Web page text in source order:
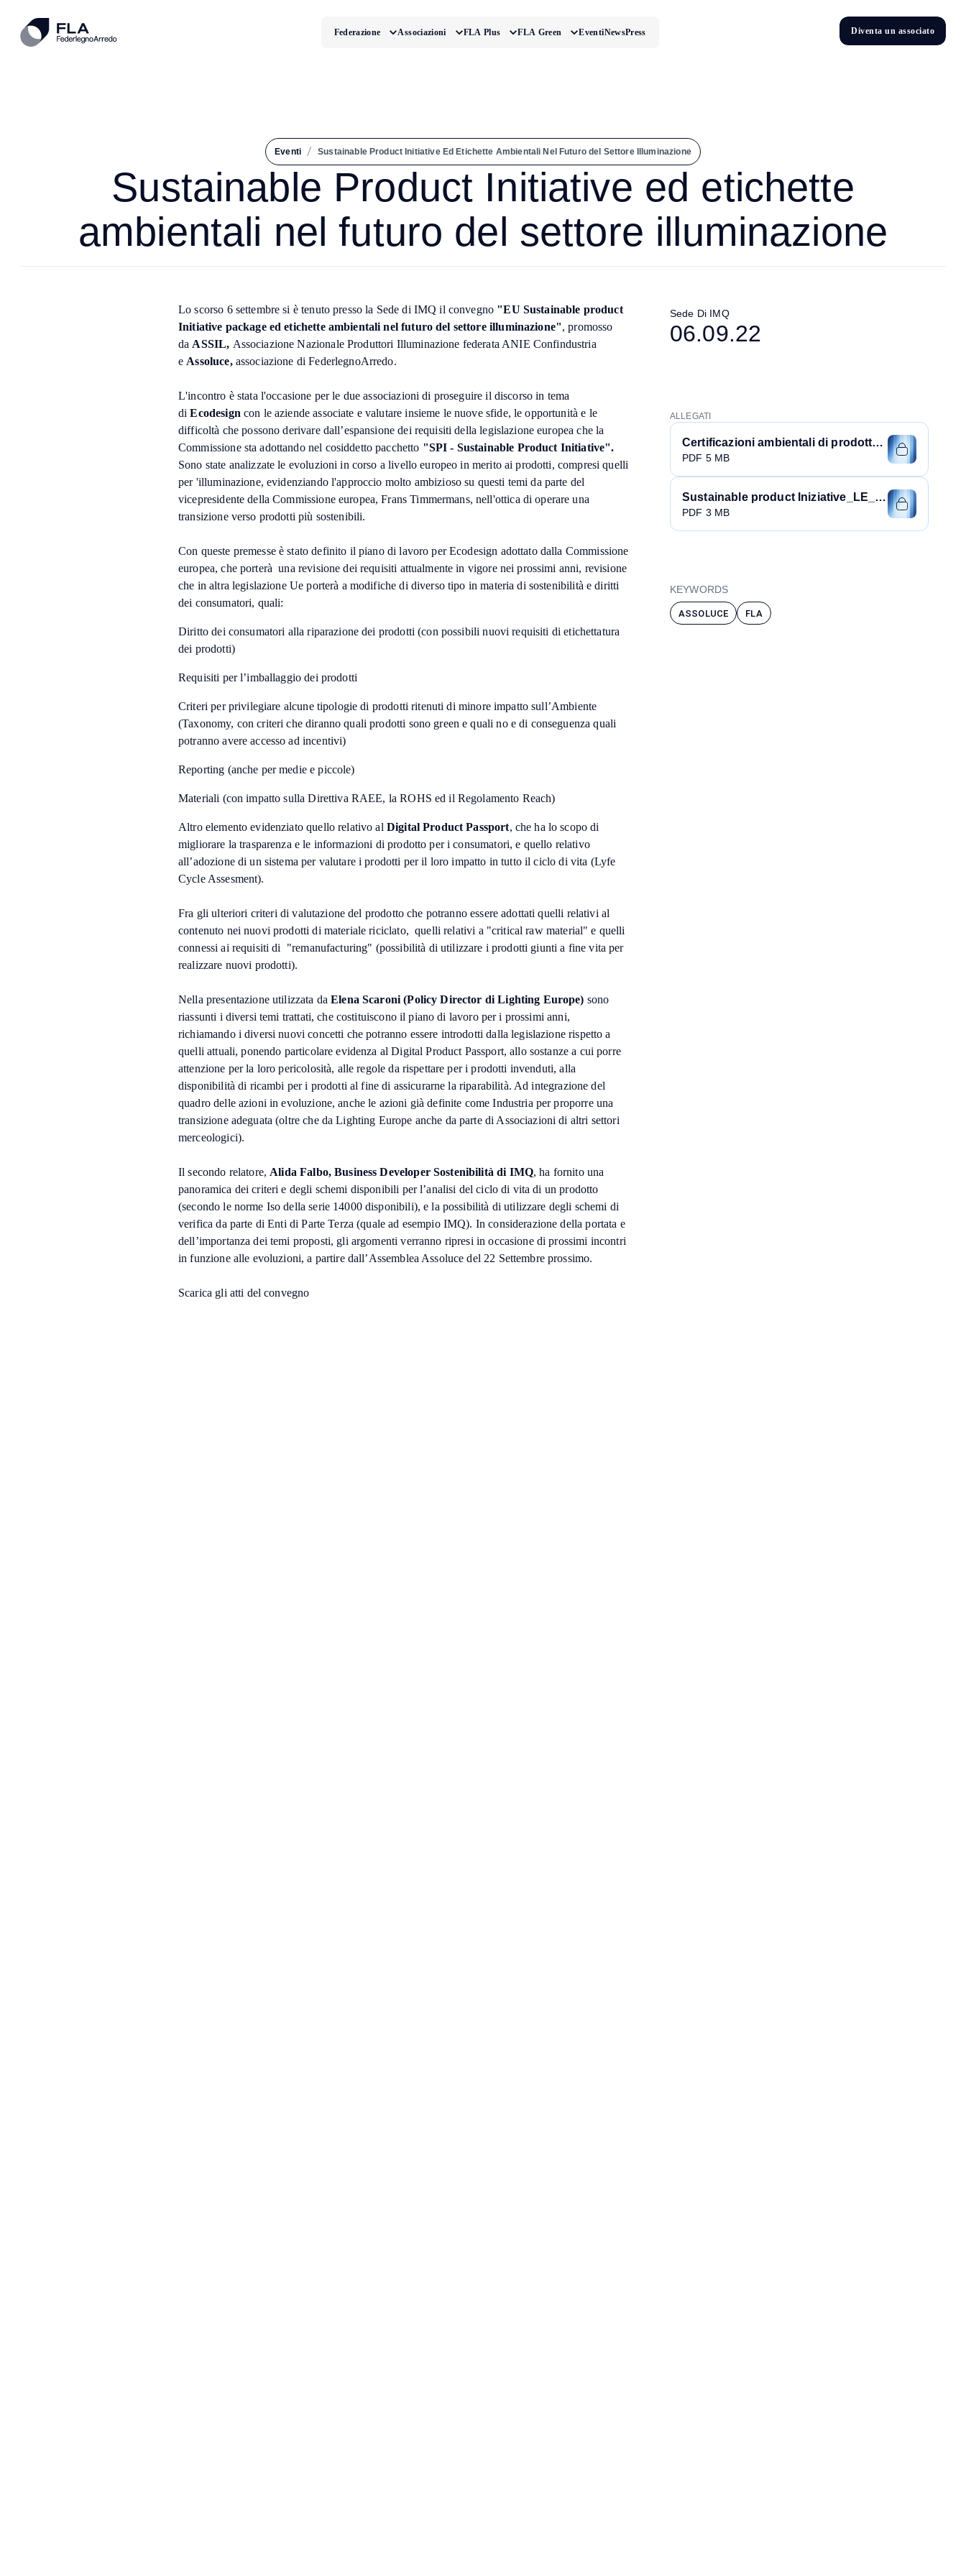
Federazione Associazioni FLA Plus FLA Green EventiNewsPress Diventa un associato
Div
Eventi / Sustainable Product Initiative Ed Etichette Ambientali Nel Futuro del Settore Illuminazione
Sustainable Product Initiative ed etichette
ambientali nel futuro del settore illuminazione
Lo scorso 6 settembre si è tenuto presso la Sede di IMQ il convegno "EU Sustainable product
Initiative package ed etichette ambientali nel futuro del settore illuminazione", promosso
da ASSIL, Associazione Nazionale Produttori Illuminazione federata ANIE Confindustria
e Assoluce, associazione di FederlegnoArredo.
L'incontro è stata l'occasione per le due associazioni di proseguire il discorso in tema
diEcodesign con le aziende associate e valutare insieme le nuove sfide, le opportunità e le
difficoltà che possono derivare dall’espansione dei requisiti della legislazione europea che la
Commissione sta adottando nel cosiddetto pacchetto "SPI - Sustainable Product Initiative".
Sono state analizzate le evoluzioni in corso a livello europeo in merito ai prodotti, compresi quelli
per 'illuminazione, evidenziando l'approccio molto ambizioso su questi temi da parte del
vicepresidente della Commissione europea, Frans Timmermans, nell'ottica di operare una
transizione verso prodotti più sostenibili.
Con queste premesse è stato definito il piano di lavoro per Ecodesign adottato dalla Commissione
europea, che porterà una revisione dei requisiti attualmente in vigore nei prossimi anni, revisione
che in altra legislazione Ue porterà a modifiche di diverso tipo in materia di sostenibilità e diritti
dei consumatori, quali:
Diritto dei consumatori alla riparazione dei prodotti (con possibili nuovi requisiti di etichettatura
dei prodotti)
Requisiti per l’imballaggio dei prodotti
Criteri per privilegiare alcune tipologie di prodotti ritenuti di minore impatto sull’Ambiente
(Taxonomy, con criteri che diranno quali prodotti sono green e quali no e di conseguenza quali
potranno avere accesso ad incentivi)
Reporting (anche per medie e piccole)
Materiali (con impatto sulla Direttiva RAEE, la ROHS ed il Regolamento Reach)
Altro elemento evidenziato quello relativo al Digital Product Passport, che ha lo scopo di
migliorare la trasparenza e le informazioni di prodotto per i consumatori, e quello relativo
all’adozione di un sistema per valutare i prodotti per il loro impatto in tutto il ciclo di vita (Lyfe
Cycle Assesment).
Fra gli ulteriori criteri di valutazione del prodotto che potranno essere adottati quelli relativi al
contenuto nei nuovi prodotti di materiale riciclato, quelli relativi a "critical raw material" e quelli
connessi ai requisiti di "remanufacturing" (possibilità di utilizzare i prodotti giunti a fine vita per
realizzare nuovi prodotti).
Nella presentazione utilizzata daElena Scaroni (Policy Director di Lighting Europe) sono
riassunti i diversi temi trattati, che costituiscono il piano di lavoro per i prossimi anni,
richiamando i diversi nuovi concetti che potranno essere introdotti dalla legislazione rispetto a
quelli attuali, ponendo particolare evidenza al Digital Product Passport, allo sostanze a cui porre
attenzione per la loro pericolosità, alle regole da rispettare per i prodotti invenduti, alla
disponibilità di ricambi per i prodotti al fine di assicurarne la riparabilità. Ad integrazione del
quadro delle azioni in evoluzione, anche le azioni già definite come Industria per proporre una
transizione adeguata (oltre che da Lighting Europe anche da parte di Associazioni di altri settori
merceologici).
Il secondo relatore, Alida Falbo, Business Developer Sostenibilità di IMQ, ha fornito una
panoramica dei criteri e degli schemi disponibili per l’analisi del ciclo di vita di un prodotto
(secondo le norme Iso della serie 14000 disponibili), e la possibilità di utilizzare degli schemi di
verifica da parte di Enti di Parte Terza (quale ad esempio IMQ). In considerazione della portata e
dell’importanza dei temi proposti, gli argomenti verranno ripresi in occasione di prossimi incontri
in funzione alle evoluzioni, a partire dall’Assemblea Assoluce del 22 Settembre prossimo.
Scarica gli atti del convegno
Sede Di IMQ
06.09.22
ALLEGATI
Certificazioni ambientali di prodotto_IMQ_06_09_2022
PDF 5 MB
Sustainable product Iniziative_LE_06_09_2022
PDF 3 MB
KEYWORDS
ASSOLUCE FLA